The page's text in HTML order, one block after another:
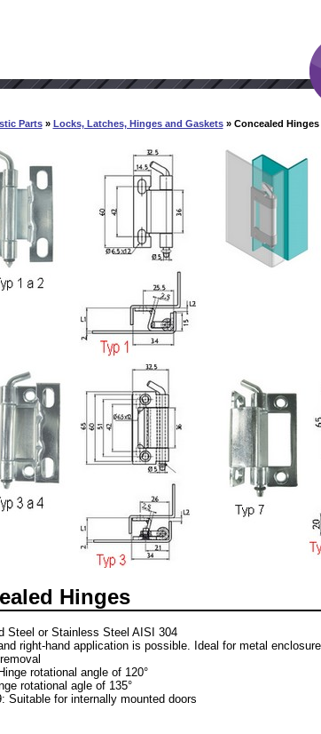
Parts» Locks, Latches, Hinges and Gaskets» Concealed Hinges
Hinges
Steel or Stainless Steel AISI 304
right-hand application is possible. Ideal for metal
rotational angle of 120°
rotational agle of 135°
Suitable for internally mounted doors